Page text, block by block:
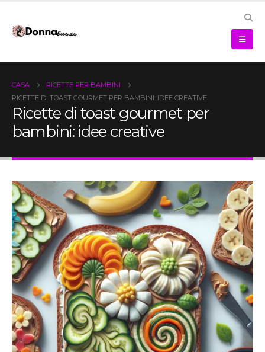
CASA
RICETTE PER BAMBINI
RICETTE DI TOAST GOURMET PER BAMBINI: IDEE CREATIVE
Ricette di toast gourmet per
bambini: idee creative